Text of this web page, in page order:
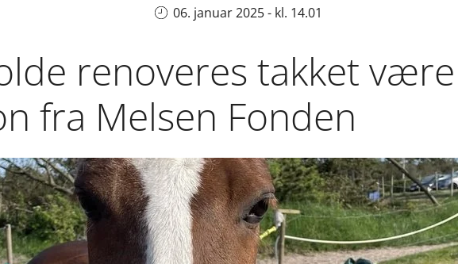
06. januar 2025 - kl. 14.01
renoveres takket være
fra Melsen Fonden